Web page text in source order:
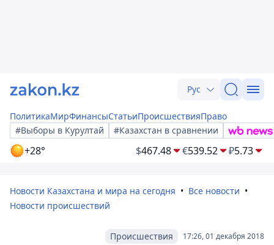
Рус
ПолитикаМирФинансыСтатьиПроисшествияПраво
#Выборы в Курултай
#Казахстан в сравнении
+28° $467.48 €539.52 ₽5.73
Новости Казахстана и мира на сегодня
Все новости
Новости происшествий
17:26, 01 декабря 2018
Происшествия